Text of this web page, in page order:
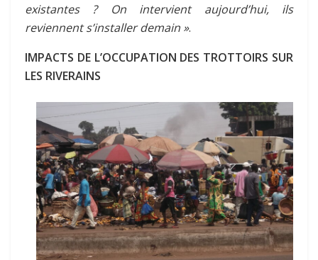
existantes
? On intervient aujourd’hui, ils
reviennent s’installer demain ».
IMPACTS DE L’OCCUPATION DES TROTTOIRS SUR
LES RIVERAINS